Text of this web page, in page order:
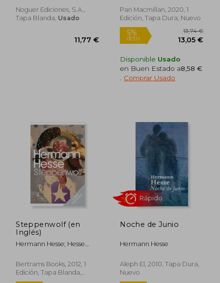
5%
dcto.
Noguer Ediciones, S.a.,
Tapa Blanda, Usado
Pan Macmillan, 2020, 1
Edición, Tapa Dura, Nuevo
Disponible Usado
en Buen Estado a8,58 €
Comprar Usado
Steppenwolf (en
Inglés)
Hermann Hesse; Hesse
Bertrams Books, 2012, 1
Edición, Tapa Blanda,
Nuevo
Noche de Junio
Hermann Hesse
Aleph El, 2010, Tapa Dura,
Nuevo